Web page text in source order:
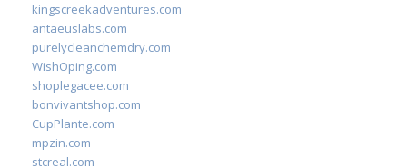
kingscreekadventures.com
antaeuslabs.com
purelycleanchemdry.com
WishOping.com
shoplegacee.com
bonvivantshop.com
CupPlante.com
mpzin.com
stcreal.com